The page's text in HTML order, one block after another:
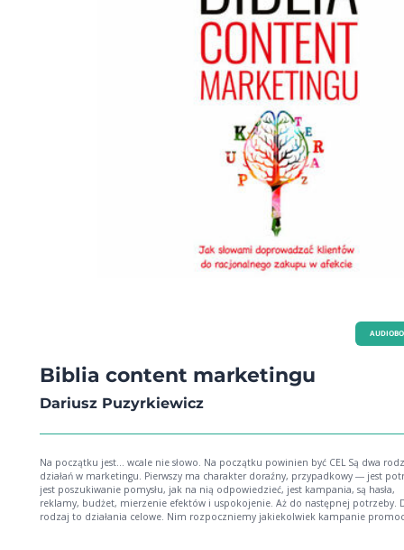
bezpieczeństwu, są wahania wartości szwajcarskiej waluty? Jak żyć w świecie,
nieprędko (jeśli kiedykolwiek) znów będzie względnie bezpieczny, i nie dać się
hierarchia potrzeb człowieka w świecie ciągłej niepewności? Odpowiedź na te
fundamentalne pytania stanowi treść bogatej w fakty i przemyślenia książki
Romana Polko. Napisana barwnym językiem, w sposób niezwykle przystępny
tłumaczy czytelnikowi zawiłości i fenomeny współczesnego świata:
migracji, terroryzmu, globalnego ocieplenia; zagadnienia wojen
cyberbezpieczeństwa, rywalizacji o zasoby i surowce naturalne. Nie zapomina
tym o wyzwaniach bardziej tradycyjnych, związanych z konfliktami zbrojnymi i
ekspansją terytorialną, współzawodnictwem ekonomicznym czy też
ciężkości świata w kierunku Dalekiego Wschodu. Ciekawa, barwna i pełna szczegółów
opowieść o bezpieczeństwie Polski i świata w XXI wieku. Nieszablonowa,
stereotypy i polityczne mistyfikacje; pozwalająca zrozumieć wyzwania
nie rozpamiętywać przeszłe konflikty. Lektura obowiązkowa nie tylko dla
zainteresowanych sprawami międzynarodowymi w naszym kraju. Aleksander
Biblia content marketingu
Dariusz Puzyrkiewicz
Na początku jest... wcale nie słowo. Na początku powinien być CEL Są dwa rodzaje
działań w marketingu. Pierwszy ma charakter doraźny, przypadkowy ― jest
jest poszukiwanie pomysłu, jak na nią odpowiedzieć, jest kampania, są hasła,
reklamy, budżet, mierzenie efektów i uspokojenie. Aż do następnej potrzeby.
rodzaj to działania celowe. Nim rozpoczniemy jakiekolwiek kampanie